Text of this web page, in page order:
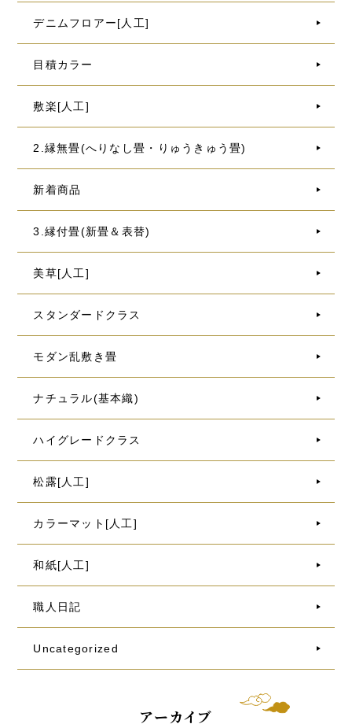
デニムフロアー[人工]
目積カラー
敷楽[人工]
2.縁無畳(へりなし畳・りゅうきゅう畳)
新着商品
3.縁付畳(新畳＆表替)
美草[人工]
スタンダードクラス
モダン乱敷き畳
ナチュラル(基本織)
ハイグレードクラス
松露[人工]
カラーマット[人工]
和紙[人工]
職人日記
Uncategorized
アーカイブ